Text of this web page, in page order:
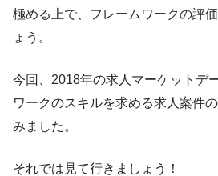
極める上で、フレームワークの評
ょう。
今回、2018年の求人マーケットデ
ワークのスキルを求める求人案件
みました。
それでは見て行きましょう！